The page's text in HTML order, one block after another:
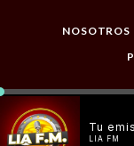
NOSOTROS
© 2026 Todos los
Masterclic.Net
Tu
LIA FM